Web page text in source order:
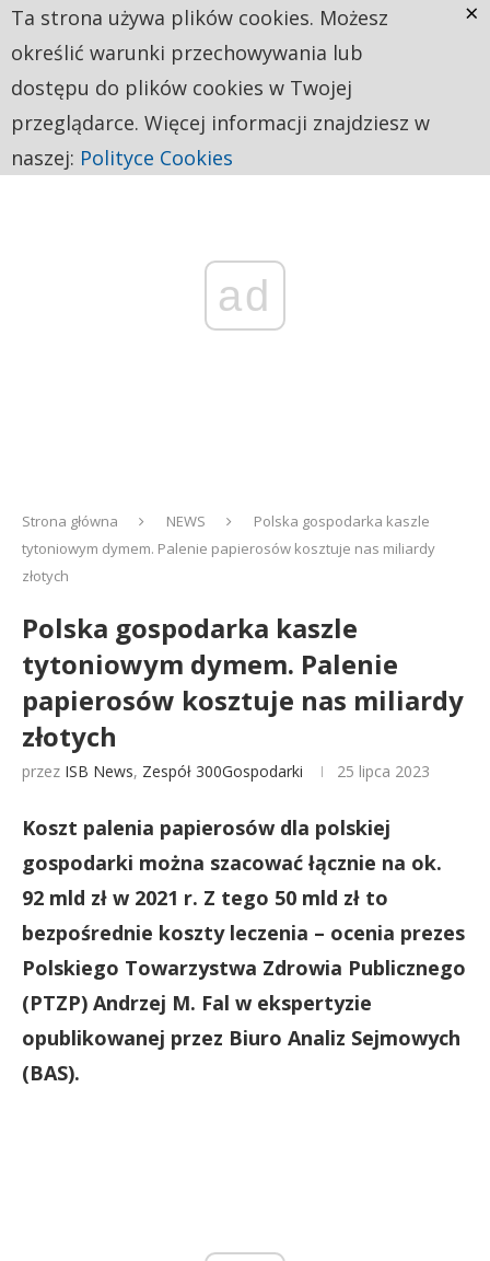
ad
Strona główna NEWS
Polska gospodarka kaszle
tytoniowym dymem. Palenie papierosów kosztuje nas miliardy
złotych
Polska gospodarka kaszle
tytoniowym dymem. Palenie
papierosów kosztuje nas miliardy
złotych
przez ISB News, Zespół 300Gospodarki 25 lipca 2023
Koszt palenia papierosów dla polskiej
gospodarki można szacować łącznie na ok.
92 mld zł w 2021 r. Z tego 50 mld zł to
bezpośrednie koszty leczenia – ocenia prezes
Polskiego Towarzystwa Zdrowia Publicznego
(PTZP) Andrzej M. Fal w ekspertyzie
opublikowanej przez Biuro Analiz Sejmowych
(BAS).
Ta strona używa plików cookies. Możesz
określić warunki przechowywania lub
dostępu do plików cookies w Twojej
przeglądarce. Więcej informacji znajdziesz w
naszej: Polityce Cookies
×